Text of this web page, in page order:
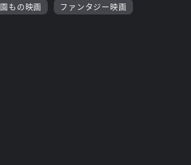
もの映画
ファンタジー映画